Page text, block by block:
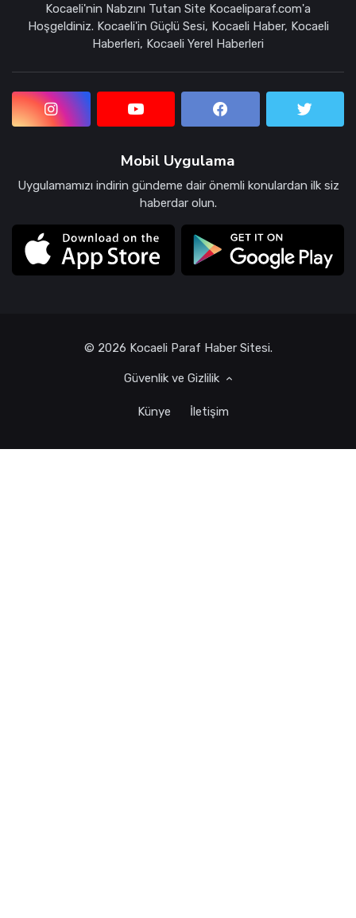
Kocaeli'nin Nabzını Tutan Site Kocaeliparaf.com'a
Hoşgeldiniz. Kocaeli'in Güçlü Sesi, Kocaeli Haber, Kocaeli
Haberleri, Kocaeli Yerel Haberleri
Mobil Uygulama
Uygulamamızı indirin gündeme dair önemli konulardan ilk siz
haberdar olun.
© 2026 Kocaeli Paraf Haber Sitesi.
Güvenlik ve Gizlilik
Künye İletişim